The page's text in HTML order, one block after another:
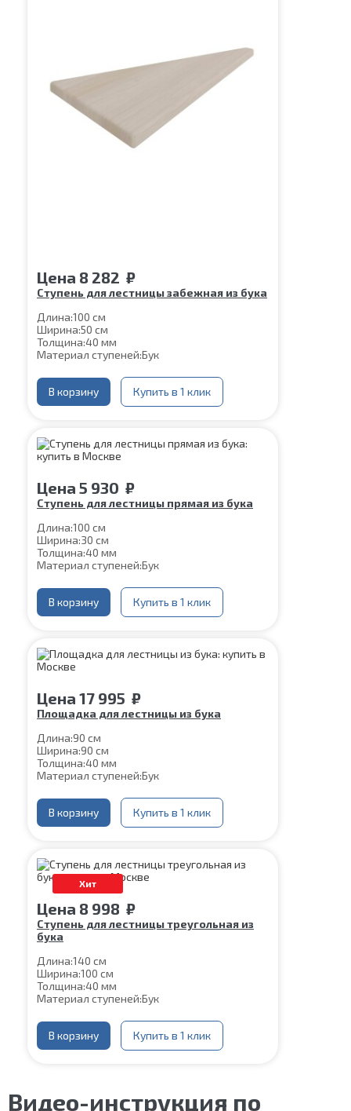
Цена 8 282 ₽
Ступень для лестницы забежная из бука
Длина:100 см
Ширина:50 см
Толщина:40 мм
Материал ступеней:Бук
В корзину Купить в 1 клик
Цена 5 930 ₽
Ступень для лестницы прямая из бука
Длина:100 см
Ширина:30 см
Толщина:40 мм
Материал ступеней:Бук
В корзину Купить в 1 клик
Цена 17 995 ₽
Площадка для лестницы из бука
Длина:90 см
Ширина:90 см
Толщина:40 мм
Материал ступеней:Бук
В корзину Купить в 1 клик
Хит
Цена 8 998 ₽
Ступень для лестницы треугольная из
бука
Длина:140 см
Ширина:100 см
Толщина:40 мм
Материал ступеней:Бук
В корзину Купить в 1 клик
Видео-инструкция по